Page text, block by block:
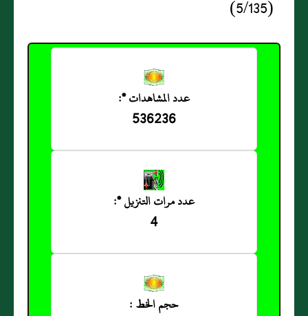
(5/135)
عدد المشاهدات *:
536236
عدد مرات التنزيل *:
4
حجم الخط :